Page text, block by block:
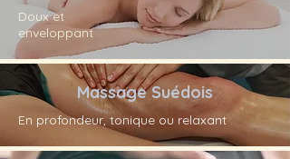
Doux et
enveloppant
Massage Suédois
En profondeur, tonique ou relaxant